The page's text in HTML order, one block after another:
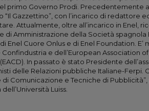
primo Governo Prodi. Precedentemente
“Il Gazzettino”, con l’incarico di redattore
Attualmente, oltre all’incarico in Enel,
di Amministrazione della Società spagnola
Enel Cuore Onlus e di Enel Foundation. E’
Confindustria e dell’European Association
In passato è stato Presidente
delle Relazioni pubbliche Italiane-Ferpi.
di Comunicazione e Tecniche di
Luiss.